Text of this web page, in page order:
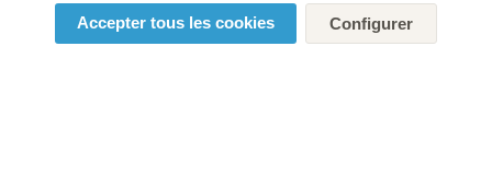
Accepter tous les cookies Configurer